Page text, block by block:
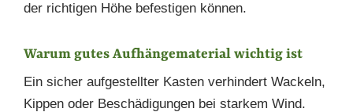
der richtigen Höhe befestigen können.
Warum gutes Aufhängematerial wichtig ist
Ein sicher aufgestellter Kasten verhindert Wackeln,
Kippen oder Beschädigungen bei starkem Wind.